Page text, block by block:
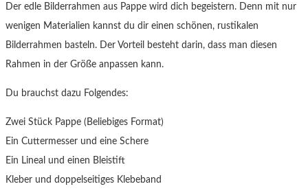
Der edle Bilderrahmen aus Pappe wird dich begeistern. Denn mit nur
wenigen Materialien kannst du dir einen schönen, rustikalen
Bilderrahmen basteln. Der Vorteil besteht darin, dass man diesen
Rahmen in der Größe anpassen kann.
Du brauchst dazu Folgendes:
Zwei Stück Pappe (Beliebiges Format)
Ein Cuttermesser und eine Schere
Ein Lineal und einen Bleistift
Kleber und doppelseitiges Klebeband